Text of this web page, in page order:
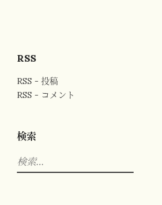
RSS
RSS - 投稿
RSS - コメント
検索
検
索: